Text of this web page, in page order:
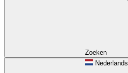
Zoeken
Nederlands